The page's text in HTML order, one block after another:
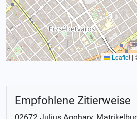
Leaflet |
Empfohlene Zitierweise